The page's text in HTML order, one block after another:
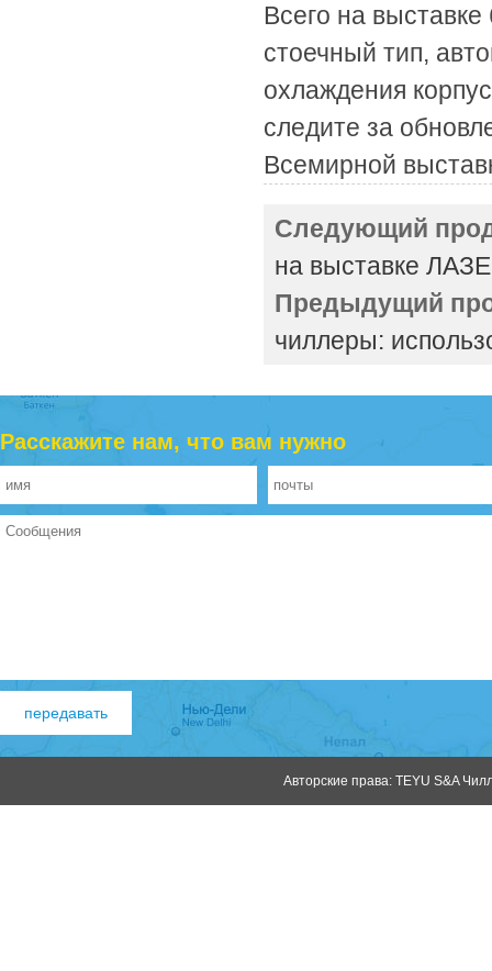
Всего на
стоечный тип,
охлаждения
следите за
Всемирной
Следующий
на выставке
Предыдущий
чиллеры:
Расскажите нам, что вам нужно
Авторские права: TEYU S&A